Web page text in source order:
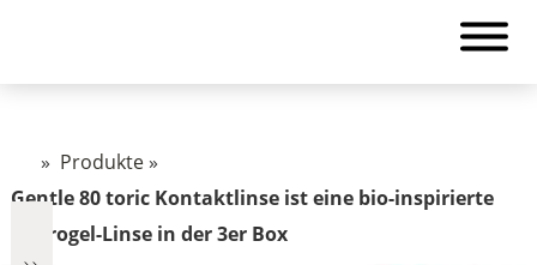
» Produkte»
Gentle 80 toric Kontaktlinse ist eine bio-inspirierte
Hydrogel-Linse in der 3er Box